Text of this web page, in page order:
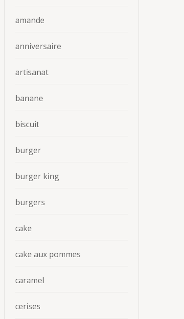
amande
anniversaire
artisanat
banane
biscuit
burger
burger king
burgers
cake
cake aux pommes
caramel
cerises